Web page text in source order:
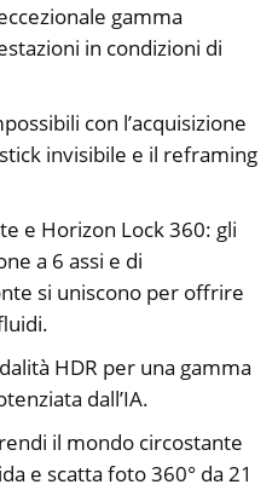
gamma
in condizioni di
con l’acquisizione
invisibile e il reframing
e Horizon Lock 360: gli
a 6 assi e di
si uniscono per offrire
HDR per una gamma
dall’IA.
il mondo circostante
e scatta foto 360° da 21